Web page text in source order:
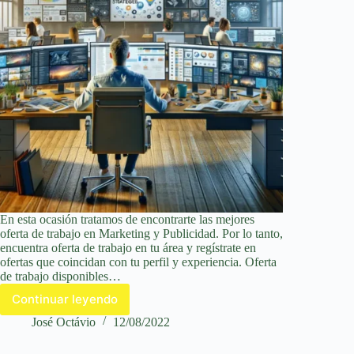
En esta ocasión tratamos de encontrarte las mejores
oferta de trabajo en Marketing y Publicidad. Por lo tanto,
encuentra oferta de trabajo en tu área y regístrate en
ofertas que coincidan con tu perfil y experiencia. Oferta
de trabajo disponibles…
Continuar leyendo
Mercadotecnia
y
José Octávio 12/08/2022